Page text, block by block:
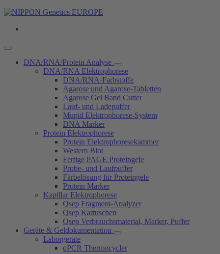
DNA/RNA/Protein Analyse
DNA/RNA Elektrophorese
DNA/RNA-Farbstoffe
Agarose und Agarose-Tabletten
Agarose Gel Band Cutter
Lauf- und Ladepuffer
Mupid Elektrophorese-System
DNA Marker
Protein Elektrophorese
Protein Elektrophoresekammer
Western Blot
Fertige PAGE Proteingele
Probe- und Laufpuffer
Färbelösung für Proteingele
Protein Marker
Kapillar Elektrophorese
Qsep Fragment-Analyzer
Qsep Kartuschen
Qsep Verbrauchsmaterial, Marker, Puffer
Geräte & Geldokumentation
Laborgeräte
qPCR Thermocycler